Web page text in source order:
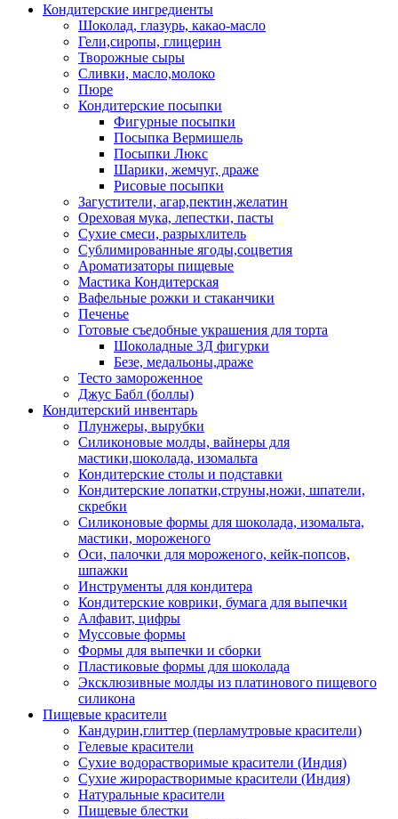
Кондитерские ингредиенты
Шоколад, глазурь, какао-масло
Гели,сиропы, глицерин
Творожные сыры
Сливки, масло,молоко
Пюре
Кондитерские посыпки
Фигурные посыпки
Посыпка Вермишель
Посыпки Люкс
Шарики, жемчуг, драже
Рисовые посыпки
Загустители, агар,пектин,желатин
Ореховая мука, лепестки, пасты
Сухие смеси, разрыхлитель
Сублимированные ягоды,соцветия
Ароматизаторы пищевые
Мастика Кондитерская
Вафельные рожки и стаканчики
Печенье
Готовые съедобные украшения для торта
Шоколадные 3Д фигурки
Безе, медальоны,драже
Тесто замороженное
Джус Бабл (боллы)
Кондитерский инвентарь
Плунжеры, вырубки
Силиконовые молды, вайнеры для
мастики,шоколада, изомальта
Кондитерские столы и подставки
Кондитерские лопатки,струны,ножи, шпатели,
скребки
Силиконовые формы для шоколада, изомальта,
мастики, мороженого
Оси, палочки для мороженого, кейк-попсов,
шпажки
Инструменты для кондитера
Кондитерские коврики, бумага для выпечки
Алфавит, цифры
Муссовые формы
Формы для выпечки и сборки
Пластиковые формы для шоколада
Эксклюзивные молды из платинового пищевого
силикона
Пищевые красители
Кандурин,глиттер (перламутровые красители)
Гелевые красители
Сухие водорастворимые красители (Индия)
Сухие жирорастворимые красители (Индия)
Натуральные красители
Пищевые блестки